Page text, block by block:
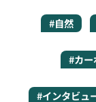
#自然
#カー
#インタビュ